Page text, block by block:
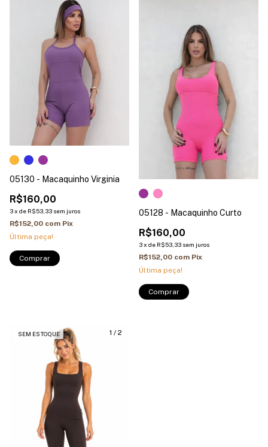
05130 - Macaquinho Virginia
R$160,00
3x de R$53,33 sem juros
R$152,00 com Pix
Última peça!
Comprar
05128 - Macaquinho Curto
R$160,00
3x de R$53,33 sem juros
R$152,00 com Pix
Última peça!
Comprar
1 / 2
SEM ESTOQUE